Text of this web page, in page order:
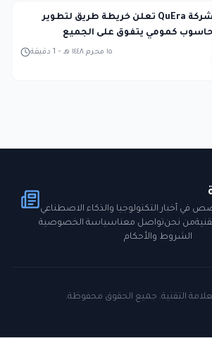
شركة QuEra تعلن خريطة طريق لتطوير
حاسوب كمومي يتفوق على الجميع
1 دقيقة - ١٥ محرم ١٤٤٨ هـ
في أخبار التكنولوجيا والذكاء الاصطناعي
من نحنتواصل معناسياسة الخصوصية
الشروط والأحكام
التقنية. جميع الحقوق محفوظة.